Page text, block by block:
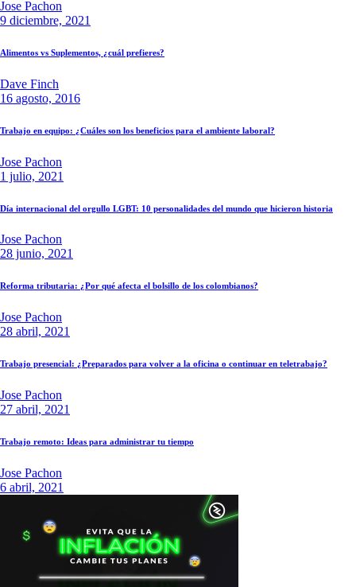
Jose Pachon
9 diciembre, 2021
Alimentos vs Suplementos, ¿cuál prefieres?
Dave Finch
16 agosto, 2016
Trabajo en equipo: ¿Cuáles son los beneficios para el ambiente laboral?
Jose Pachon
1 julio, 2021
Día internacional del orgullo LGBT: 10 personalidades del mundo que hicieron historia
Jose Pachon
28 junio, 2021
Reforma tributaria: ¿Por qué afecta el bolsillo de los colombianos?
Jose Pachon
28 abril, 2021
Trabajo presencial: ¿Preparados para volver a la oficina o continuar en teletrabajo?
Jose Pachon
27 abril, 2021
Trabajo remoto: Ideas para administrar tu tiempo
Jose Pachon
6 abril, 2021